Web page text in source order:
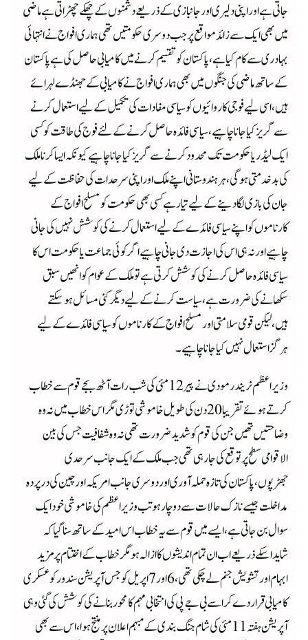
جاتی ہے اور اپنی دلیری اور جانبازی کے ذریعے دشمنوں کے چھکے چھڑاتی ہے ماضی
میں بھی ایک سے زائد مواقع پر جب دوسری حکومتیں تھی ہماری افواج نے انتہائی
بہادری سے کام کیا ہے،پاکستان کو تقسیم کرنے میں کامیابی حاصل کی ہے پاکستان
کے ساتھ ماضی کی جنگوں میں بھی ہماری افواج نے کامیابی کے جھنڈے لہرائے
ہیں،اسی لیے فوجی کاروائیوں کو سیاسی مفادات کی تکمیل کے لیے استعمال کرنے
سے گریز کیا جانا چاہیے،سیاسی فائدہ حاصل کرنے کے لئے فوج کی طاقت کو کسی
ایک لیڈر یا حکومت تک محدود کرنے سے گریز کیا جانا چاہیے کیونکہ ایسا کرنا ملک
کی بد خدمتی ہوگی،ہر ہندوستانی اپنے ملک اور اپنی سرحدات کی حفاظت کے لیے
جان کی بازی لگا دینے کے لیے تیار ہے کسی بھی حکومت کو مسلح افواج کے
کارناموں کو اپنے سیاسی فائدے کے لیے استعمال کرنے کی کوشش نہیں کی جانی
چاہیے اور نہ ہی اس کی اجازت دی جانی چاہیے اگر کوئی جماعت یا حکومت اس کا
سیاسی فائدہ حاصل کرنے کی کوشش کرتی ہے تو ملک کے عوام کو انھیں سبق
سکھانے کی ضرورت ہے،سیاست کرنے کے لیے دیگر کئی مسائل ہو سکتے
ہیں،لیکن قومی سلامتی اور مسلح افواج کے کارناموں کو سیاسی فائدے کے لیے
ہرگز استعمال نہیں کیا جانا چاہیے۔
وزیراعظم نریندر مودی نے پیر 12 مئی کی شب رات آٹھ بجے قوم سے خطاب
کرتے ہوئے تقریبا 20 دن کی طویل خاموشی توڑی مگر اس خطاب میں نہ وہ
وضاحتیں تھیں جن کی قوم کو شدید ضرورت تھی نہ وہ شفافیت جس کی بین
الاقوامی سطح پر توقع کی جا رہی تھی جب ملک کے ایک جانب سرحدی
جھڑپوں،پاکستان کی تازہ حملہ آوری اور دوسری جانب امریکہ اور چین کی درپردہ
مداخلت جیسے نازک حالات سے دوچار ہو تب وزیراعظم کی خاموشی خود ایک
سوال بن جاتی ہے،ایسے میں قوم سے یہ خطاب اس امید کے ساتھ سنا گیا کہ
شایداسکے ذریعے اب ان تمام اندیشوں کا ازالہ ہو مگر خطاب کے اختتام پر مزید
ابہام اور تشویش جنم لے چکی تھی،6اور 7 اپریل کو جس آپریشن سندور کو عسکری
کامیابی قرار دے کر اسے بی جے پی کی انتخابی مہم کا محور بنانے کی کوشش کی گئی وہی
آپریشن ہفتہ 11 مئی کی شام جنگ بندی کے مبہم اعلان پر منتج ہوا،اس سے بھی